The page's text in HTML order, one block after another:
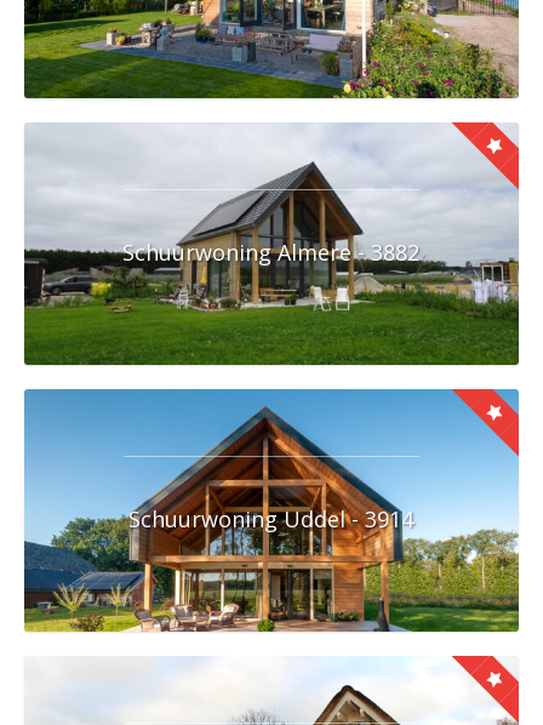
Schuurwoning Almere - 3882
Schuurwoning Uddel - 3914